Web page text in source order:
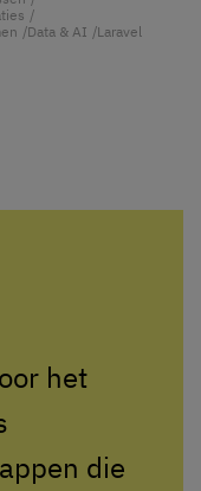
Data & AI Laravel
het
die